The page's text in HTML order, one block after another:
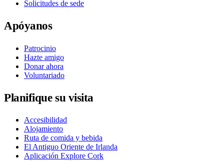
Solicitudes de sede
Apóyanos
Patrocinio
Hazte amigo
Donar ahora
Voluntariado
Planifique su visita
Accesibilidad
Alojamiento
Ruta de comida y bebida
El Antiguo Oriente de Irlanda
Aplicación Explore Cork